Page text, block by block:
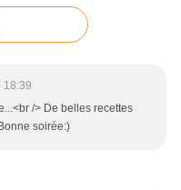
18:39
/> De belles recettes
soirée:)